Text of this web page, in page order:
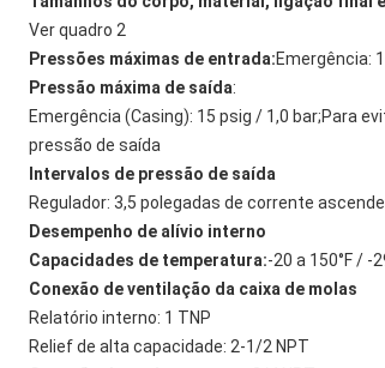
Ver quadro 2
Pressões máximas de entrada:Emergência:
Pressão máxima de saída:
Emergência (Casing): 15 psig / 1,0 bar;Para
pressão de saída
Intervalos de pressão de saída
Regulador: 3,5 polegadas de corrente
Desempenho de alívio interno
Capacidades de temperatura:-20 a 150°F / -
Conexão de ventilação da caixa de molas
Relatório interno: 1 TNP
Relief de alta capacidade: 2-1/2 NPT